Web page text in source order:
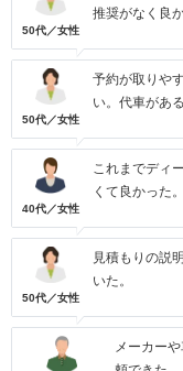
50代／女性
推奨がなく良か
50代／女性
予約が取りや
い。代車がある
40代／女性
これまでディ
くて良かった。
50代／女性
見積もりの説
いた。
メーカー